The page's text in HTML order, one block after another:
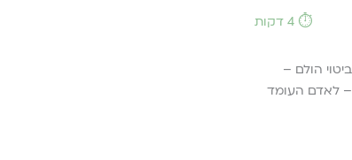
⏱️ 4 דקות
הולם –
– לאדם העומד